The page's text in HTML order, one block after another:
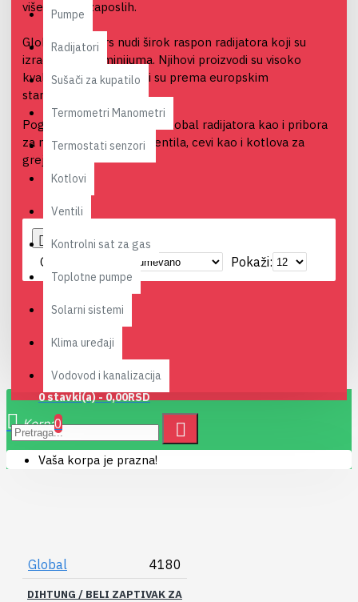
0 stavki(a) - 0,00RSD
0
Vaša korpa je prazna!
Pumpe
Radijatori
Sušači za kupatilo
Termometri Manometri
Termostati senzori
Kotlovi
Ventili
Kontrolni sat za gas
Toplotne pumpe
Solarni sistemi
Klima uređaji
Vodovod i kanalizacija
više od 200 zaposlih.
Global Radiators nudi širok raspon radijatora koji su
izrađeni od aluminijuma. Njihovi proizvodi su visoko
kvalitetni i sertifikovani su prema europskim
standardima.
Pogledajte Coex ponudu Global radijatora kao i pribora
za montažu radijatora, ventila, cevi kao i kotlova za
grejanje
0
Grupiši po:
Pokaži:
Global 4180
DIHTUNG / BELI ZAPTIVAK ZA